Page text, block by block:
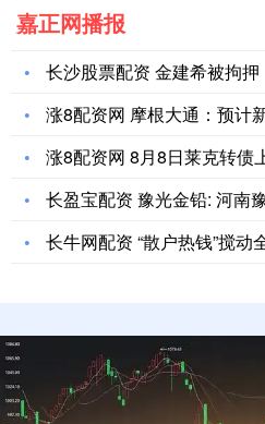
嘉正网播报
长沙股票配资 金建希被拘押
涨8配资网 摩根大通：预计新西
涨8配资网 8月8日莱克转债
长盈宝配资 豫光金铅: 河南豫光
长牛网配资 “散户热钱”搅动全